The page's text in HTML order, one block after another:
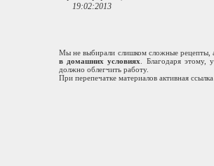
19:02:2013
Мы не выбирали слишком сложные рецепты,
в домашних условиях
. Благодаря
должно облегчить работу.
При перепечатке материалов активная